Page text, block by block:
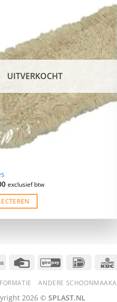
UITVERKOCHT
Prijsklasse:
tot
€10,00
exclusief btw
Belfius
Credit
GiroPay IDeal
ANDERE
2026 © SPLAST.NL